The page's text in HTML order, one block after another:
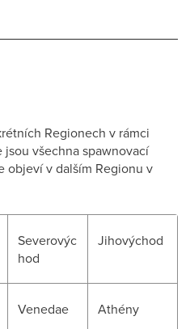
Regionech v rámci
všechna spawnovací
objeví v dalším Regionu v
Severovýc
hod
Jihovýchod
Venedae Athény